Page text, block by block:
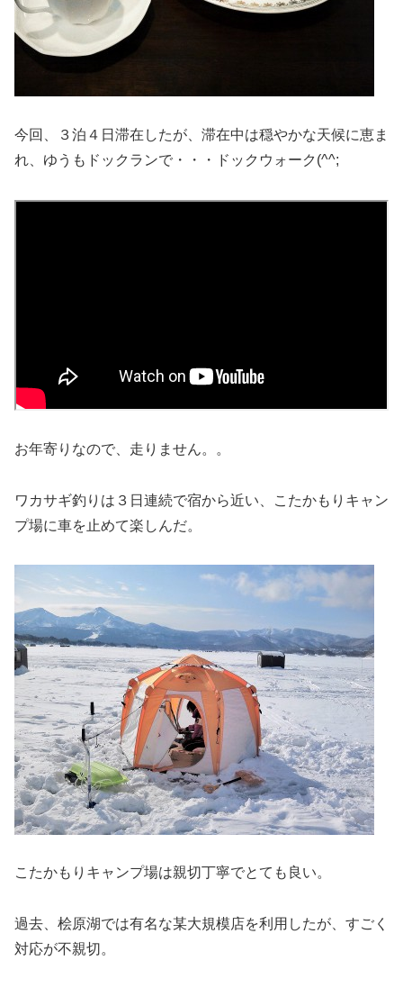
今回、３泊４日滞在したが、滞在中は穏やかな天候に恵ま
れ、ゆうもドックランで・・・ドックウォーク(^^;
お年寄りなので、走りません。。
ワカサギ釣りは３日連続で宿から近い、こたかもりキャン
プ場に車を止めて楽しんだ。
こたかもりキャンプ場は親切丁寧でとても良い。
過去、桧原湖では有名な某大規模店を利用したが、すごく
対応が不親切。